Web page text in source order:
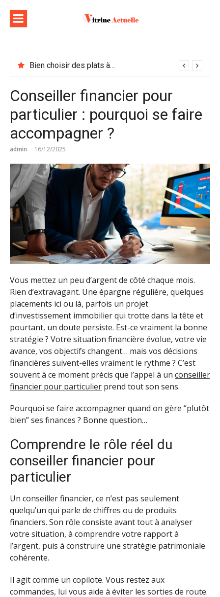
contenu
Bien choisir des plats à emporter : astuces et idées pour varier les plaisirs
Conseiller financier pour
particulier : pourquoi se faire
accompagner ?
admin 16/12/2025
Vous mettez un peu d’argent de côté chaque mois.
Rien d’extravagant. Une épargne régulière, quelques
placements ici ou là, parfois un projet
d’investissement immobilier qui trotte dans la tête et
pourtant, un doute persiste. Est-ce vraiment la bonne
stratégie ? Votre situation financière évolue, votre vie
avance, vos objectifs changent… mais vos décisions
financières suivent-elles vraiment le rythme ? C’est
souvent à ce moment précis que l’appel à un conseiller
financier pour particulier prend tout son sens.
Pourquoi se faire accompagner quand on gère “plutôt
bien” ses finances ? Bonne question…
Comprendre le rôle réel du
conseiller financier pour
particulier
Un conseiller financier, ce n’est pas seulement
quelqu’un qui parle de chiffres ou de produits
financiers. Son rôle consiste avant tout à analyser
votre situation, à comprendre votre rapport à
l’argent, puis à construire une stratégie patrimoniale
cohérente.
Il agit comme un copilote. Vous restez aux
commandes, lui vous aide à éviter les sorties de route.